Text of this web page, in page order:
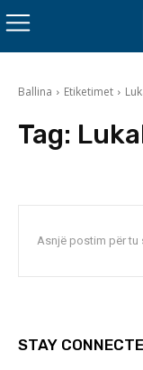
Ballina Etiketimet
Tag:
Asnjë postim për tu
STAY